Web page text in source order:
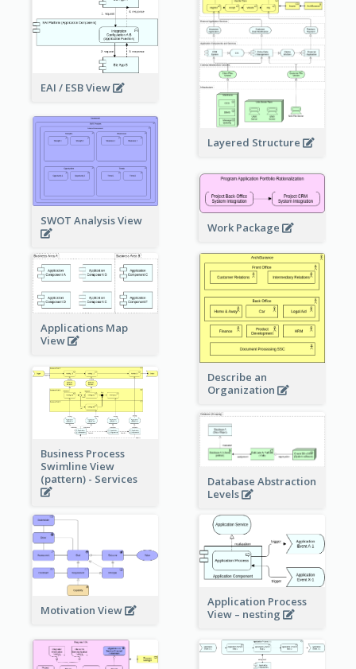
Layered Structure
EAI / ESB View
SWOT Analysis View Work Package
Applications Map
View
Describe an
Organization
Business Process
Swimline View
(pattern) - Services
Database Abstraction
Levels
Motivation View
Application Process
View – nesting